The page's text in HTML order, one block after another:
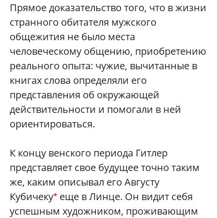
Прямое доказательство того, что в жизни
странного обитателя мужского
общежития не было места
человеческому общению, приобретению
реального опыта: чужие, вычитанные в
книгах слова определяли его
представления об окружающей
действительности и помогали в ней
ориентироваться.
К концу венского периода Гитлер
представляет свое будущее точно таким
же, каким описывал его Августу
Кубичеку* еще в Линце. Он видит себя
успешным художником, проживающим